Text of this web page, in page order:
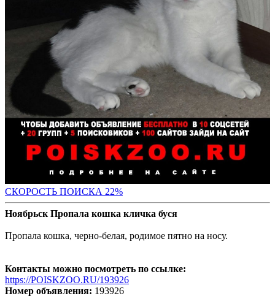
СКОРОСТЬ ПОИСКА 22%
Ноябрьск Пропала кошка кличка буся
Пропала кошка, черно-белая, родимое пятно на носу.
Контакты можно посмотреть по ссылке:
https://POISKZOO.RU/193926
Номер объявления: 193926